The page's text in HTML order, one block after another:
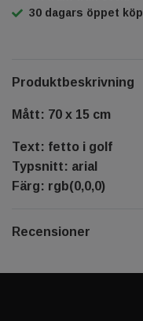
30 dagars öppet köp
Produktbeskrivning
Mått: 70 x 15 cm
Text: fetto i golf
Typsnitt: arial
Färg: rgb(0,0,0)
Recensioner